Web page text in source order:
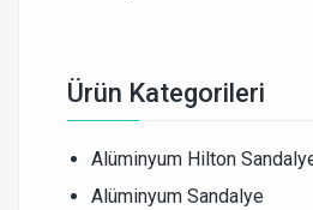
Ürün Kategorileri
Alüminyum Hilton
Alüminyum Sandalye